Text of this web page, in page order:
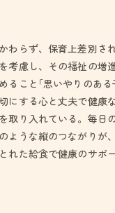
わらず、保育上差別
考慮し、その福祉の増
ること｢思いやりのあ
にする心と丈夫で健
取り入れている。毎日
ような縦のつながりが
れた給食で健康のサポ